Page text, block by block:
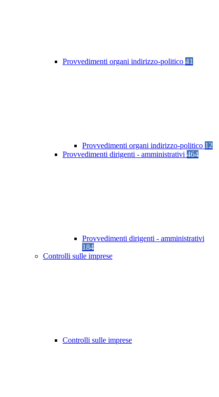
Provvedimenti organi indirizzo-politico 41
Provvedimenti organi indirizzo-politico 12
Provvedimenti dirigenti - amministrativi 464
Provvedimenti dirigenti - amministrativi
184
Controlli sulle imprese
Controlli sulle imprese